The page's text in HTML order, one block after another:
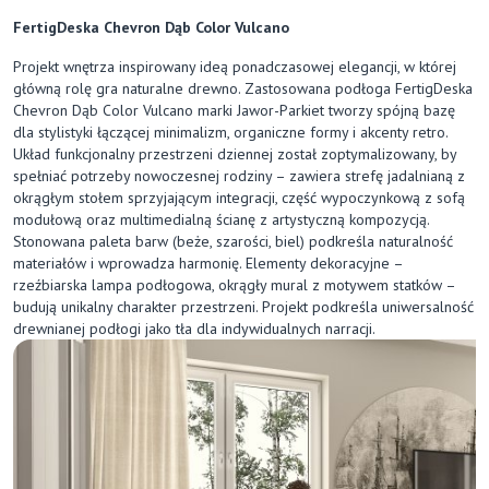
FertigDeska Chevron Dąb Color Vulcano
Projekt wnętrza inspirowany ideą ponadczasowej elegancji, w której
główną rolę gra naturalne drewno. Zastosowana podłoga FertigDeska
Chevron Dąb Color Vulcano marki Jawor-Parkiet tworzy spójną bazę
dla stylistyki łączącej minimalizm, organiczne formy i akcenty retro.
Układ funkcjonalny przestrzeni dziennej został zoptymalizowany, by
spełniać potrzeby nowoczesnej rodziny – zawiera strefę jadalnianą z
okrągłym stołem sprzyjającym integracji, część wypoczynkową z sofą
modułową oraz multimedialną ścianę z artystyczną kompozycją.
Stonowana paleta barw (beże, szarości, biel) podkreśla naturalność
materiałów i wprowadza harmonię. Elementy dekoracyjne –
rzeźbiarska lampa podłogowa, okrągły mural z motywem statków –
budują unikalny charakter przestrzeni. Projekt podkreśla uniwersalność
drewnianej podłogi jako tła dla indywidualnych narracji.